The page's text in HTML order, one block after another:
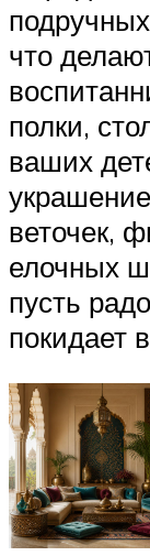
что
полки,
ваших
веточек,
елочных
пусть
покидает